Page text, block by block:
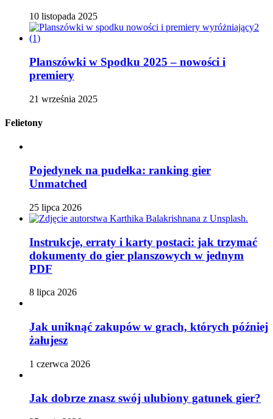
10 listopada 2025
Planszówki w Spodku 2025 – nowości i
premiery
21 września 2025
Felietony
Pojedynek na pudełka: ranking gier
Unmatched
25 lipca 2026
Instrukcje, erraty i karty postaci: jak trzymać
dokumenty do gier planszowych w jednym
PDF
8 lipca 2026
Jak uniknąć zakupów w grach, których później
żałujesz
1 czerwca 2026
Jak dobrze znasz swój ulubiony gatunek gier?